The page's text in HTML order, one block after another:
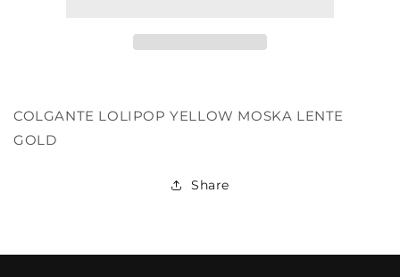
COLGANTE LOLIPOP YELLOW MOSKA LENTE
GOLD
Share